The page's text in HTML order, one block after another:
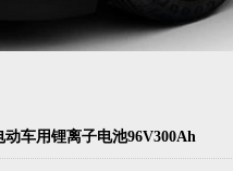
动车用锂离子电池96V300Ah